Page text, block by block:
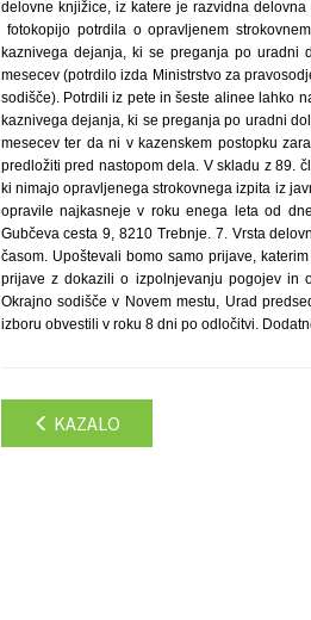
delovne knjižice, iz katere je razvidna
fotokopijo potrdila o opravljenem
kaznivega dejanja, ki se preganja po
mesecev (potrdilo izda Ministrstvo za
sodišče). Potrdili iz pete in šeste alinee lahko
kaznivega dejanja, ki se preganja po uradni
mesecev ter da ni v kazenskem postopku
predložiti pred nastopom dela. V skladu z 89.
ki nimajo opravljenega strokovnega izpita iz
opravile najkasneje v roku enega leta od
Gubčeva cesta 9, 8210 Trebnje. 7. Vrsta
časom. Upoštevali bomo samo prijave,
prijave z dokazili o izpolnjevanju pogojev in
Okrajno sodišče v Novem mestu, Urad
izboru obvestili v roku 8 dni po odločitvi.
KAZALO